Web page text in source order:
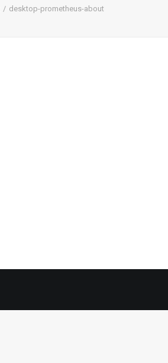
desktop-prometheus-about